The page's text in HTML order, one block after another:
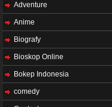
Adventure
Anime
Biografy
Bioskop Online
Bokep Indonesia
comedy